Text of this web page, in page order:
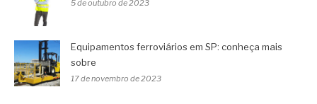
5 de outubro de 2023
Equipamentos ferroviários em SP: conheça mais
sobre
17 de novembro de 2023